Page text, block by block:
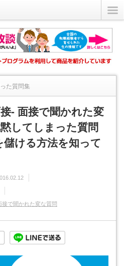
た質問集
かれた変な質問、思わず沈黙し...
接- 面接で聞かれた変
してしまった質問
ける方法を知って
接で聞かれた変な質問